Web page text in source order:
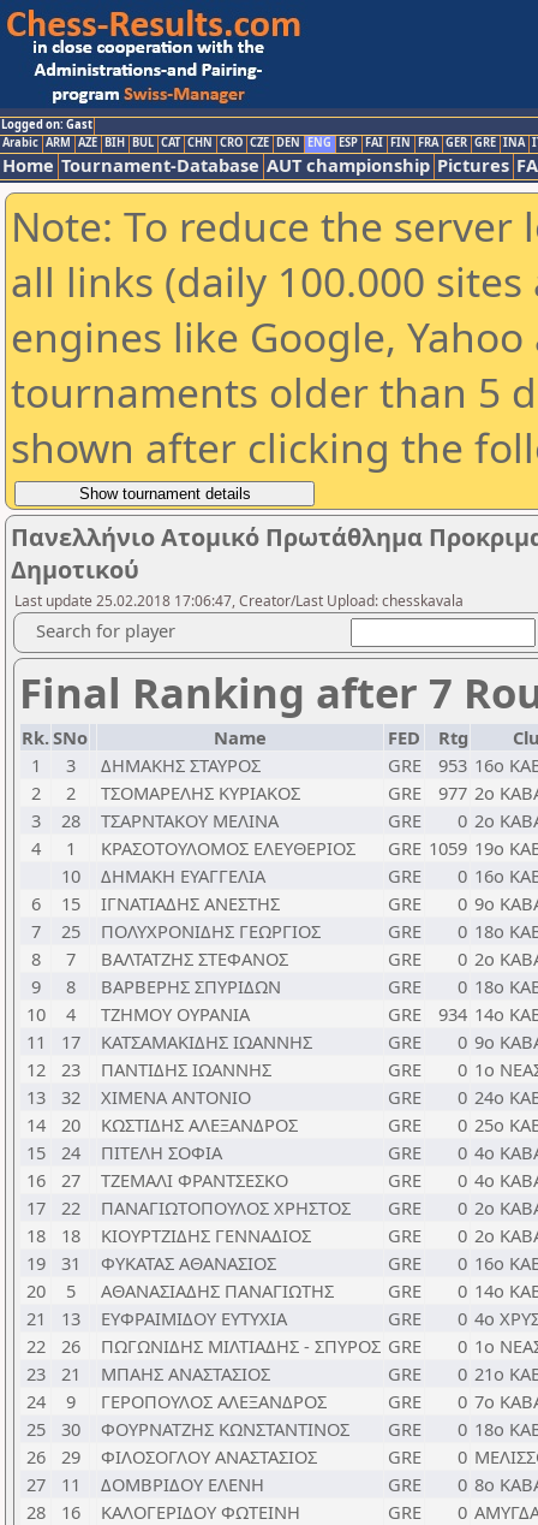
Logged on: Gast
Arabic ARM AZE BIH BUL CAT CHN CRO CZE DEN ENG ESP FAI FIN FRA GER GRE INA
Home Tournament-Database AUT championship Pictures
Note: To reduce the
all links (daily 100.000
engines like Google,
tournaments older than 5
shown after clicking the
Πανελλήνιο Ατομικό Πρωτάθλημα
Δημοτικού
Last update 25.02.2018 17:06:47, Creator/Last Upload: chesskavala
Search for player
Final Ranking after 7
Rk.SNo Name FED Rtg
1
3 ΔΗΜΑΚΗΣ ΣΤΑΥΡΟΣ GRE 953 16ο
2
2 ΤΣΟΜΑΡΕΛΗΣ ΚΥΡΙΑΚΟΣ GRE 977 2ο
3
28 ΤΣΑΡΝΤΑΚΟΥ ΜΕΛΙΝΑ GRE 0 2ο
4
1 ΚΡΑΣΟΤΟΥΛΟΜΟΣ ΕΛΕΥΘΕΡΙΟΣ GRE 1059 19ο
10
ΔΗΜΑΚΗ ΕΥΑΓΓΕΛΙΑ GRE 0 16ο
6
15 ΙΓΝΑΤΙΑΔΗΣ ΑΝΕΣΤΗΣ GRE 0 9ο
7
25 ΠΟΛΥΧΡΟΝΙΔΗΣ ΓΕΩΡΓΙΟΣ GRE 0 18ο
8
7 ΒΑΛΤΑΤΖΗΣ ΣΤΕΦΑΝΟΣ GRE 0 2ο
9
8 ΒΑΡΒΕΡΗΣ ΣΠΥΡΙΔΩΝ GRE 0 18ο
10
4 ΤΖΗΜΟΥ ΟΥΡΑΝΙΑ GRE 934 14ο
11
17 ΚΑΤΣΑΜΑΚΙΔΗΣ ΙΩΑΝΝΗΣ GRE 0 9ο
12
23 ΠΑΝΤΙΔΗΣ ΙΩΑΝΝΗΣ GRE 0 1ο
13
32 ΧΙΜΕΝΑ ΑΝΤΟΝΙΟ GRE 0 24ο
14
20 ΚΩΣΤΙΔΗΣ ΑΛΕΞΑΝΔΡΟΣ GRE 0 25ο
15
24 ΠΙΤΕΛΗ ΣΟΦΙΑ GRE 0 4ο
16
27 ΤΖΕΜΑΛΙ ΦΡΑΝΤΣΕΣΚΟ GRE 0 4ο
17
22 ΠΑΝΑΓΙΩΤΟΠΟΥΛΟΣ ΧΡΗΣΤΟΣ GRE 0 2ο
18
18 ΚΙΟΥΡΤΖΙΔΗΣ ΓΕΝΝΑΔΙΟΣ GRE 0 2ο
19
31 ΦΥΚΑΤΑΣ ΑΘΑΝΑΣΙΟΣ GRE 0 16ο
20
5 ΑΘΑΝΑΣΙΑΔΗΣ ΠΑΝΑΓΙΩΤΗΣ GRE 0 14ο
21
13 ΕΥΦΡΑΙΜΙΔΟΥ ΕΥΤΥΧΙΑ GRE 0 4ο
22
26 ΠΩΓΩΝΙΔΗΣ ΜΙΛΤΙΑΔΗΣ - ΣΠΥΡΟΣ GRE 0 1ο
23
21 ΜΠΑΗΣ ΑΝΑΣΤΑΣΙΟΣ GRE 0 21ο
24
9 ΓΕΡΟΠΟΥΛΟΣ ΑΛΕΞΑΝΔΡΟΣ GRE 0 7ο
25
30 ΦΟΥΡΝΑΤΖΗΣ ΚΩΝΣΤΑΝΤΙΝΟΣ GRE 0 18ο
26
29 ΦΙΛΟΣΟΓΛΟΥ ΑΝΑΣΤΑΣΙΟΣ GRE 0
27
11 ΔΟΜΒΡΙΔΟΥ ΕΛΕΝΗ GRE 0 8ο
28
16 ΚΑΛΟΓΕΡΙΔΟΥ ΦΩΤΕΙΝΗ GRE 0